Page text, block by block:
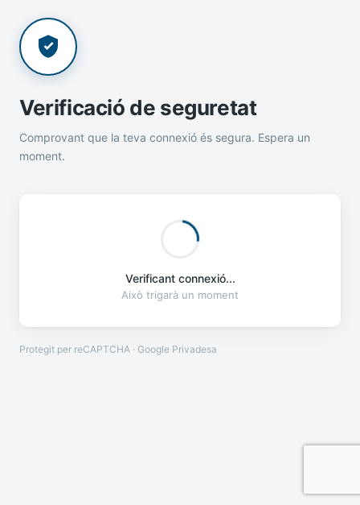
Verificació de seguretat
Comprovant que la teva connexió és segura. Espera un
moment.
Verificant connexió...
Això trigarà un moment
Protegit per reCAPTCHA · Google Privadesa